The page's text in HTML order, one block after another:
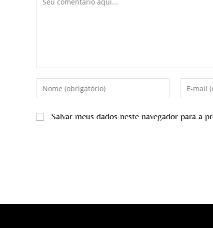
Salvar meus dados neste navegador para a